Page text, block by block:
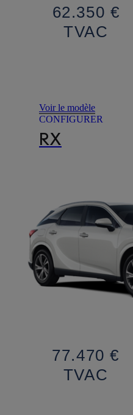
62.350 €
TVAC
Voir le modèle
CONFIGURER
RX
77.470 €
TVAC